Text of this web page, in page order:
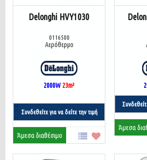
Delonghi HVY1030
0116500
Αερόθερμο
2000W23m²
Συνδεθείτε για να δείτε την τιμή
Άμεσα διαθέσιμο
Άμεσα